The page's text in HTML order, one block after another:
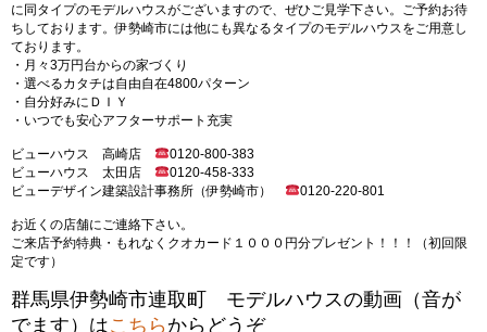
に同タイプのモデルハウスがございますので、ぜひご見学下さい。ご予約お待
ちしております。伊勢崎市には他にも異なるタイプのモデルハウスをご用意し
ております。
・月々3万円台からの家づくり
・選べるカタチは自由自在4800パターン
・自分好みにＤＩＹ
・いつでも安心アフターサポート充実
ビューハウス 高崎店
0120-800-383
ビューハウス 太田店
0120-458-333
ビューデザイン建築設計事務所（伊勢崎市）
0120-220-801
お近くの店舗にご連絡下さい。
ご来店予約特典・もれなくクオカード１０００円分プレゼント！！！（初回限
定です）
群馬県伊勢崎市連取町 モデルハウスの動画（音が
でます）はこちらからどうぞ